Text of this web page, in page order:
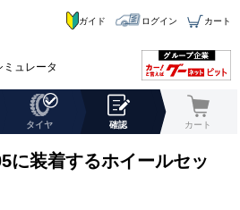
ミュレータ
ガイド ログイン カート
タイヤ 確認 カート
に装着するホイールセッ